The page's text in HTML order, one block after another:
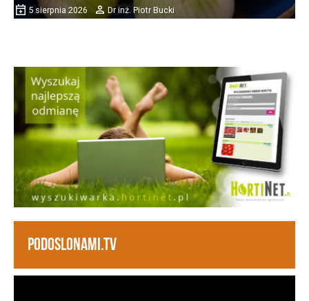
5 sierpnia 2026 Dr inż. Piotr Bucki
PODOSLONAMI.TV